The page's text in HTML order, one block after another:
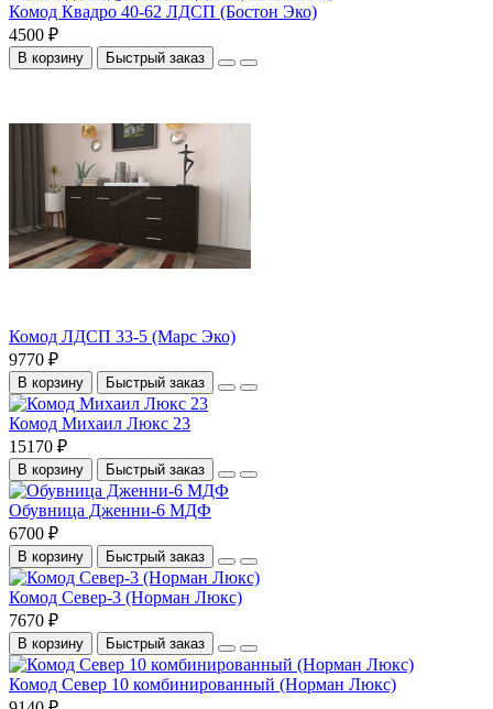
Комод Квадро 40-62 ЛДСП (Бостон Эко)
4500 ₽
В корзину Быстрый заказ
Комод ЛДСП 33-5 (Марс Эко)
9770 ₽
В корзину Быстрый заказ
Комод Михаил Люкс 23
15170 ₽
В корзину Быстрый заказ
Обувница Дженни-6 МДФ
6700 ₽
В корзину Быстрый заказ
Комод Север-3 (Норман Люкс)
7670 ₽
В корзину Быстрый заказ
Комод Север 10 комбинированный (Норман Люкс)